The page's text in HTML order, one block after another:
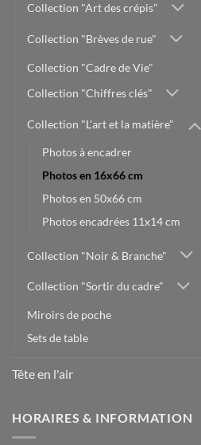
Collection "Art des crépis"
Collection "Brèves de rue"
Collection "Cadre de Vie"
Collection "Chiffres clés"
Collection "L'art et la matière"
Photos à encadrer
Photos en 16x66 cm
Photos en 50x66 cm
Photos encadrées 11x14 cm
Collection "Noir & Branche"
Collection "Sortir du cadre"
Miroirs de poche
Sets de table
Tête en l'air
HORAIRES & INFORMATION